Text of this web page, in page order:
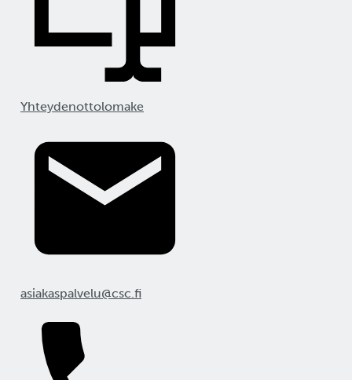
Yhteydenottolomake
asiakaspalvelu@csc.fi